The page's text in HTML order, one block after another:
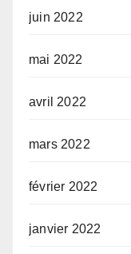
juin 2022
mai 2022
avril 2022
mars 2022
février 2022
janvier 2022